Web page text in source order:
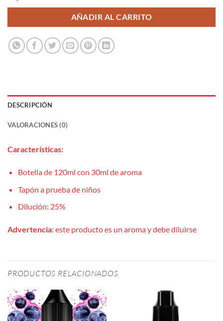
AÑADIR AL CARRITO
DESCRIPCIÓN
VALORACIONES (0)
Características:
Botella de 120ml con 30ml de aroma
Tapón a prueba de niños
Dilución: 25%
Advertencia: este producto es un aroma y debe diluirse
PRODUCTOS RELACIONADOS